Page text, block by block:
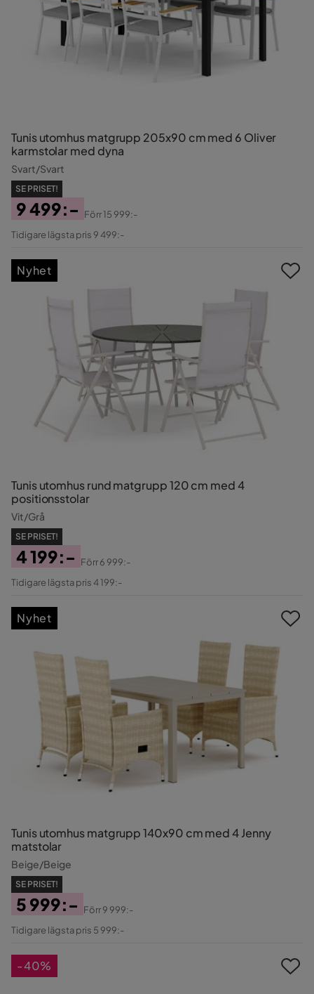
Tunis utomhus matgrupp 205x90 cm med 6 Oliver
karmstolar med dyna
Svart/Svart
SE PRISET!
Pris
9 499:-
Original
Förr15 999:-
Tidigare lägsta pris 9 499:-
Tunis utomhus rund matgrupp 120 cm med 4
positionsstolar
Vit/Grå
SE PRISET!
Pris
4 199:-
Original
Förr6 999:-
Tidigare lägsta pris 4 199:-
Nyhet
Tunis utomhus matgrupp 140x90 cm med 4 Jenny
matstolar
Beige/Beige
SE PRISET!
Pris
5 999:-
Original
Förr9 999:-
Tidigare lägsta pris 5 999:-
Nyhet
-40%